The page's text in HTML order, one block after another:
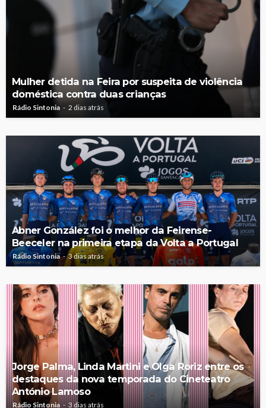
Mulher detida na Feira por suspeita de violência
doméstica contra duas crianças
Rádio Sintonia 2 dias atrás
Abner González foi o melhor da Feirense-
Beeceler na primeira etapa da Volta a Portugal
Rádio Sintonia 3 dias atrás
Jorge Palma, Linda Martini e Olga Roriz entre os
destaques da nova temporada do Cineteatro
António Lamoso
Rádio Sintonia 3 dias atrás